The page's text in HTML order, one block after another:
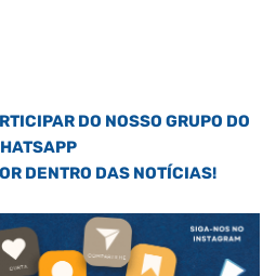
DO NOSSO GRUPO DO
DENTRO DAS NOTÍCIAS!